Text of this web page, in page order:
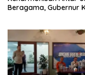
Beragama, Gubernur